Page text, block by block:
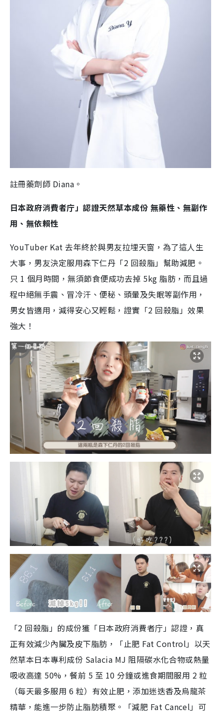
註冊藥劑師 Diana。
日本政府消費者庁」認證天然草本成份 無藥性、無副作
用、無依賴性
YouTuber Kat 去年終於與男友拉埋天窗，為了這人生
大事，男友決定服用森下仁丹「2 回殺脂」幫助減肥。
只 1 個月時間，無須節食便成功去掉 5kg 脂肪，而且過
程中絕無手震、冒冷汗、便秘、頭暈及失眠等副作用，
男女皆適用，減得安心又輕鬆，證實「2 回殺脂」效果
強大！
「2 回殺脂」的成份獲「日本政府消費者庁」認證，真
正有效減少內臟及皮下脂肪，「止肥 Fat Control」以天
然草本日本專利成份 Salacia MJ 阻隔碳水化合物或熱量
吸收高達 50%，餐前 5 至 10 分鐘或進食期間服用 2 粒
（每天最多服用 6 粒）有效止肥，添加迷迭香及烏龍茶
精華，能進⼀步防止脂肪積聚。「減肥 Fat Cancel」可